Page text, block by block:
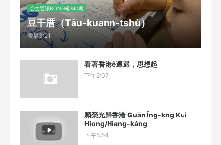
台文通訊BONG報340期
豆干厝（Tāu-kuann-tshù）
凌晨3:21
看著香港ê遭遇，思想起
下午2:07
願榮光歸香港 Guān Îng-kng Kui
Hiong/Hiang-káng
下午5:54